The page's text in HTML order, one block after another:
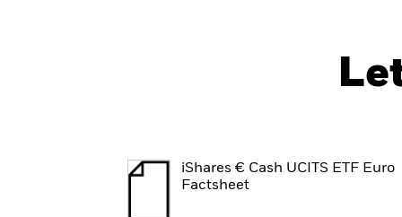
iShares € Cash UCITS ETF Euro
Factsheet